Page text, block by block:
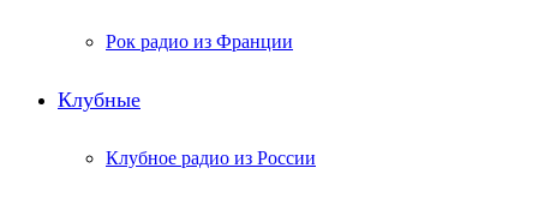
Рок радио из Франции
Клубные
Клубное радио из России